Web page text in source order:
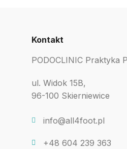
Kontakt
PODOCLINIC Praktyka
ul. Widok 15B,
96-100 Skierniewice
info@all4foot.pl
+48 604 239 363